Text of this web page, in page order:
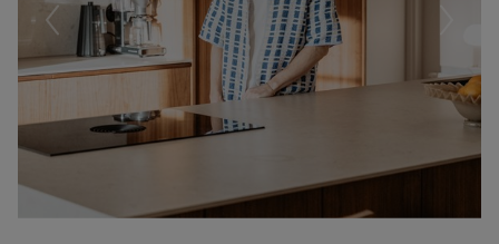
Föregående